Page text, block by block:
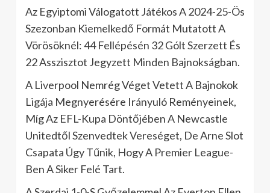
Az Egyiptomi Válogatott Játékos A 2024-25-Ös
Szezonban Kiemelkedő Formát Mutatott A
Vörösöknél: 44 Fellépésén 32 Gólt Szerzett És
22 Asszisztot Jegyzett Minden Bajnokságban.
A Liverpool Nemrég Véget Vetett A Bajnokok
Ligája Megnyerésére Irányuló Reményeinek,
Míg Az EFL-Kupa Döntőjében A Newcastle
Unitedtől Szenvedtek Vereséget, De Arne Slot
Csapata Úgy Tűnik, Hogy A Premier League-
Ben A Siker Felé Tart.